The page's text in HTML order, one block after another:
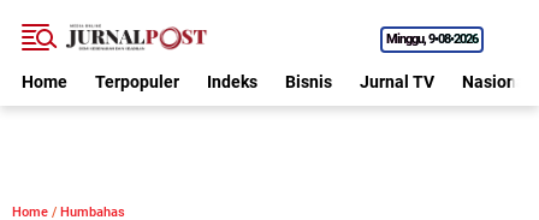
Minggu 9•08•2026
Home Terpopuler Indeks Bisnis Jurnal TV Nasional
Home / Humbahas